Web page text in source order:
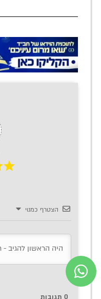
הצטרף כמנוי
0 תגובות